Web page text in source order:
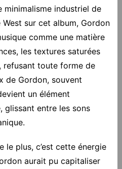
minimalisme industriel de
West sur cet album, Gordon
comme une matière
les textures saturées
refusant toute forme de
de Gordon, souvent
un élément
glissant entre les sons
le plus, c’est cette énergie
aurait pu capitaliser